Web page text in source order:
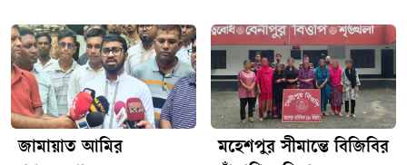
হিসেবে উপস্থিত ছিলেন আইনমন্ত্রী মো. আসাদুজ্জামান।প্রতিমন্ত্রী
আমিনুল হক বলেন, তৃণমূল পর্যায় থেকে প্রতিভাবান খেলোয়াড় খুঁজে
বের করতে ‘নতুন কুঁড়ি’সহ বিভিন্ন স্কুল-কলেজ পর্যায়ে ক্রীড়া ইভেন্ট
যুক্ত করা হয়েছে। খেলাধুলাকে কেবল বিনোদন নয়, পেশা হিসেবেও
প্রতিষ্ঠিত করতে হবে। এতে তরুণ প্রজন্ম মাদক ও সামাজিক অবক্ষয়
থেকে দূরে থাকবে।’অবকাঠামো উন্নয়নের পরিকল্পনা তুলে ধরে তিনি
জামায়াত আমির
মহেশপুর সীমান্তে বিজিবির